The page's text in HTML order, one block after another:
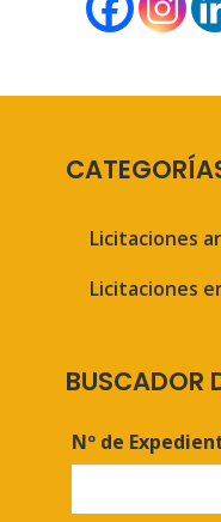
Licitaciones
Licitaciones
BUSCADOR
Nº de